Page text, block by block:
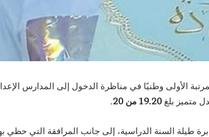
الأولى وطنيًا في مناظرة الدخول إلى المدارس
19.20 من 20 .
طيلة السنة الدراسية، إلى جانب المرافقة التي حظي
السينمائي